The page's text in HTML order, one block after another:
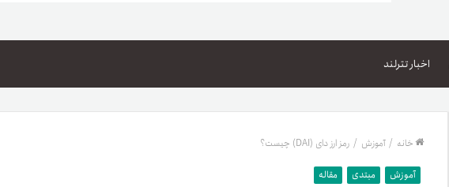
پاداش کیف‌پول تومانی
مهر تترلند
زبان
اخبار تترلند
خانه / آموزش / رمز ارز دای (DAI) چیست؟
آموزش مبتدی مقاله